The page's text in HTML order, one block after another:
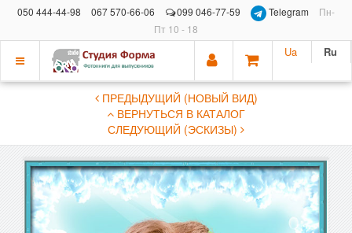
050 444-44-98 067 570-66-06 099 046-77-59 Telegram
Пн-
Пт 10 - 18
Показать
Ua Ru
ПРЕДЫДУЩИЙ (НОВЫЙ ВИД)
ВЕРНУТЬСЯ В КАТАЛОГ
СЛЕДУЮЩИЙ (ЭСКИЗЫ)